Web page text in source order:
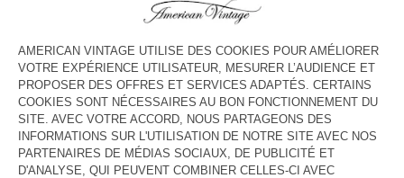
août
AJOUTER AU PANIER
VOIR LA DISPONIBILITE EN MAGASIN
VOIR LE LOOK